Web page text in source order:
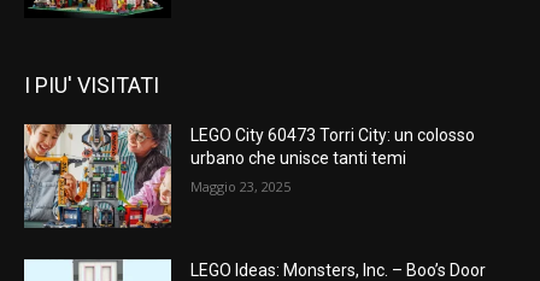
I PIU' VISITATI
LEGO City 60473 Torri City: un colosso
urbano che unisce tanti temi
Maggio 23, 2025
LEGO Ideas: Monsters, Inc. – Boo’s Door